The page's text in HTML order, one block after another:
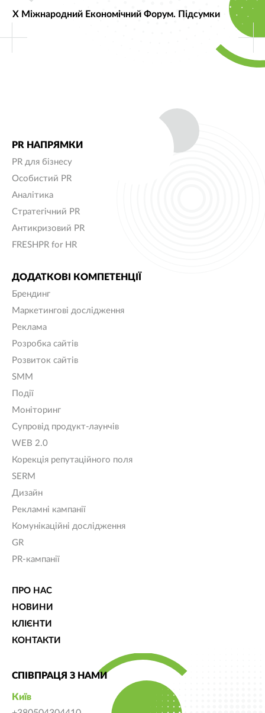
Х Міжнародний Економічний Форум. Підсумки
PR НАПРЯМКИ
PR для бізнесу
Особистий PR
Аналітика
Стратегічний PR
Антикризовий PR
FRESHPR for HR
ДОДАТКОВІ КОМПЕТЕНЦІЇ
Брендинг
Маркетингові дослідження
Реклама
Розробка сайтів
Розвиток сайтів
SMM
Події
Моніторинг
Супровід продукт-лаунчів
WEB 2.0
Корекція репутаційного поля
SERM
Дизайн
Рекламні кампанії
Комунікаційні дослідження
GR
PR-кампанії
ПРО НАС
НОВИНИ
КЛІЄНТИ
КОНТАКТИ
СПІВПРАЦЯ З НАМИ
Київ